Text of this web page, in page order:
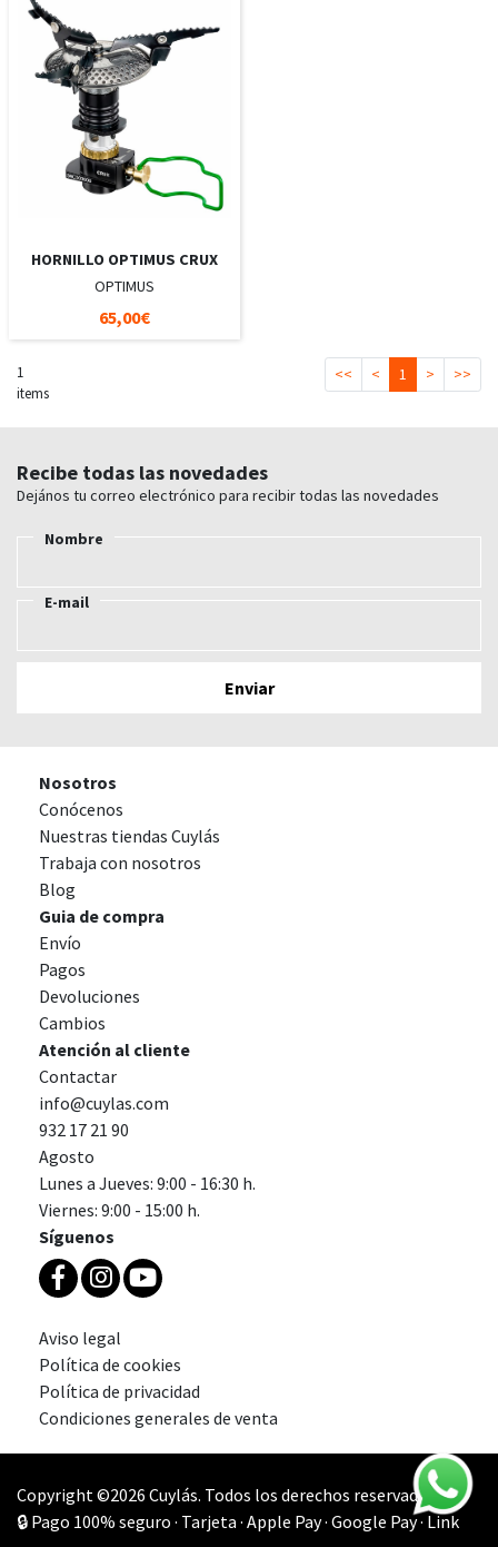
HORNILLO OPTIMUS CRUX
OPTIMUS
65,00€
1
items
<< < 1 > >>
Recibe todas las novedades
Dejános tu correo electrónico para recibir todas las novedades
Nombre
E-mail
Nosotros
Conócenos
Nuestras tiendas Cuylás
Trabaja con nosotros
Blog
Guia de compra
Envío
Pagos
Devoluciones
Cambios
Atención al cliente
Contactar
info@cuylas.com
932 17 21 90
Agosto
Lunes a Jueves: 9:00 - 16:30 h.
Viernes: 9:00 - 15:00 h.
Síguenos
Aviso legal
Política de cookies
Política de privacidad
Condiciones generales de venta
Copyright ©2026 Cuylás. Todos los derechos reservados.
🔒 Pago 100% seguro · Tarjeta · Apple Pay · Google Pay · Link